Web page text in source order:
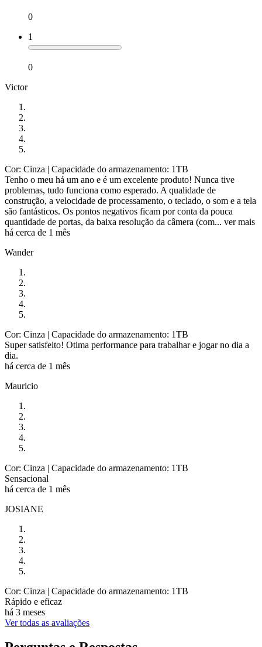
0
1
0
Victor
Cor: Cinza | Capacidade do armazenamento: 1TB
Tenho o meu há um ano e é um excelente produto! Nunca tive
problemas, tudo funciona como esperado. A qualidade de
construção, a velocidade de processamento, o teclado, o som e a tela
são fantásticos. Os pontos negativos ficam por conta da pouca
quantidade de portas, da baixa resolução da câmera (com... ver mais
há cerca de 1 mês
Wander
Cor: Cinza | Capacidade do armazenamento: 1TB
Super satisfeito! Otima performance para trabalhar e jogar no dia a
dia.
há cerca de 1 mês
Mauricio
Cor: Cinza | Capacidade do armazenamento: 1TB
Sensacional
há cerca de 1 mês
JOSIANE
Cor: Cinza | Capacidade do armazenamento: 1TB
Rápido e eficaz
há 3 meses
Ver todas as avaliações